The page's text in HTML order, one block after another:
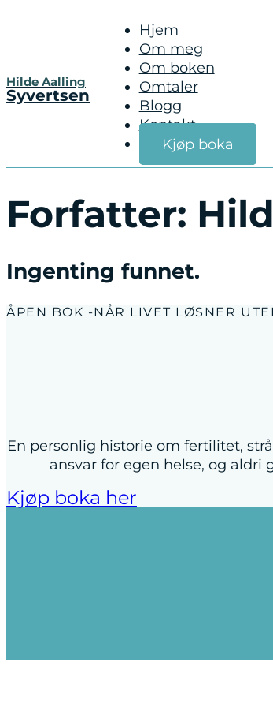
Hilde Aalling
Syvertsen
Hjem
Om meg
Om boken
Omtaler
Blogg
Kontakt
Kjøp boka
Forfatter:
Ingenting funnet.
ÅPEN BOK -NÅR LIVET LØSNER
En personlig historie om fertilitet,
ansvar for egen helse, og aldri
Kjøp boka her